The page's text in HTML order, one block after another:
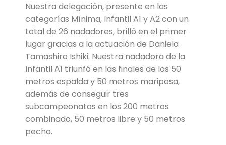
Nuestra delegación, presente en las
categorías Mínima, Infantil A1 y A2 con un
total de 26 nadadores, brilló en el primer
lugar gracias a la actuación de Daniela
Tamashiro Ishiki. Nuestra nadadora de la
Infantil A1 triunfó en las finales de los 50
metros espalda y 50 metros mariposa,
además de conseguir tres
subcampeonatos en los 200 metros
combinado, 50 metros libre y 50 metros
pecho.